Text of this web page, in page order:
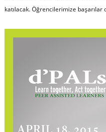
katılacak. Öğrencilerimize başarılar